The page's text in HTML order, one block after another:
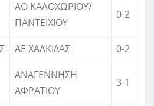
ΑΟ ΚΑΛΟΧΩΡΙΟΥ/
ΠΑΝΤΕΙΧΙΟΥ
0-2
ΑΕ ΧΑΛΚΙΔAΣ 0-2
ΑΝΑΓΕΝΝΗΣΗ
ΑΦΡΑΤΙΟΥ
3-1